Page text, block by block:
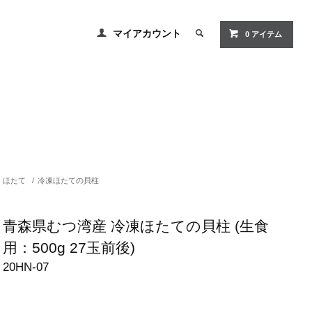
マイアカウント 0 アイテム
ほたて / 冷凍ほたての貝柱
青森県むつ湾産 冷凍ほたての貝柱 (生食
用：500g 27玉前後)
20HN-07